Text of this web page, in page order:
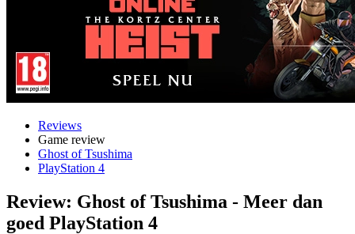
Reviews
Game review
Ghost of Tsushima
PlayStation 4
Review: Ghost of Tsushima - Meer dan
goed PlayStation 4